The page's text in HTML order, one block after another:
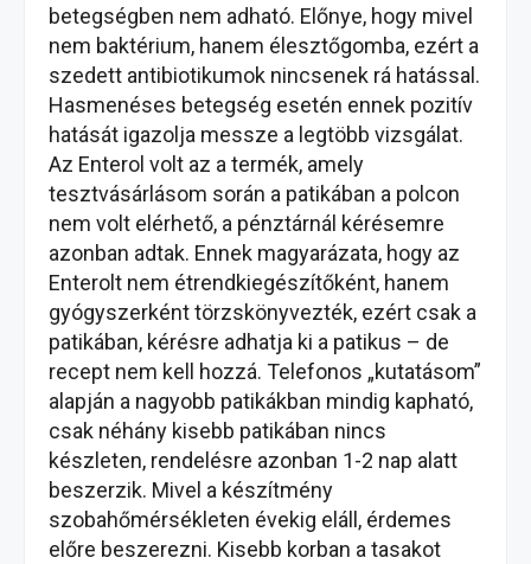
betegségben nem adható. Előnye, hogy mivel
nem baktérium, hanem élesztőgomba, ezért a
szedett antibiotikumok nincsenek rá hatással.
Hasmenéses betegség esetén ennek pozitív
hatását igazolja messze a legtöbb vizsgálat.
Az Enterol volt az a termék, amely
tesztvásárlásom során a patikában a polcon
nem volt elérhető, a pénztárnál kérésemre
azonban adtak. Ennek magyarázata, hogy az
Enterolt nem étrendkiegészítőként, hanem
gyógyszerként törzskönyvezték, ezért csak a
patikában, kérésre adhatja ki a patikus – de
recept nem kell hozzá. Telefonos „kutatásom”
alapján a nagyobb patikákban mindig kapható,
csak néhány kisebb patikában nincs
készleten, rendelésre azonban 1-2 nap alatt
beszerzik. Mivel a készítmény
szobahőmérsékleten évekig eláll, érdemes
előre beszerezni. Kisebb korban a tasakot